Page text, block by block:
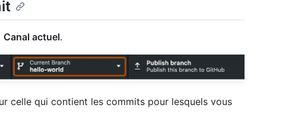
Canal actuel.
celle qui contient les commits pour lesquels vous